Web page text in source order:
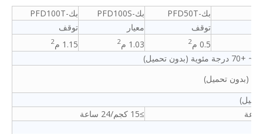
بك-PFD50T
بك-PFD100S
بك-PFD100T
توقف
معيار
توقف
0.5 م
2 1.03 م 2 1.15 م 2
≥15 كجم/24 ساعة